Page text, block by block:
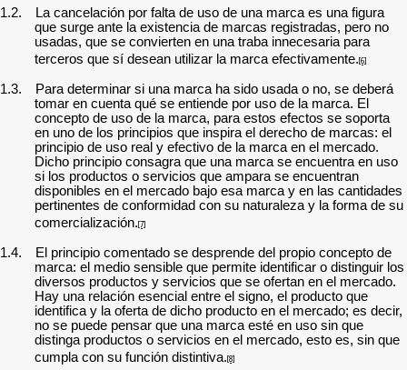
1.2.
La cancelación por falta de uso de una marca es una figura
que surge ante la existencia de marcas registradas, pero no
usadas, que se convierten en una traba innecesaria para
terceros que sí desean utilizar la marca efectivamente.[6]
1.3.
Para determinar si una marca ha sido usada o no, se deberá
tomar en cuenta qué se entiende por uso de la marca. El
concepto de uso de la marca, para estos efectos se soporta
en uno de los principios que inspira el derecho de marcas: el
principio de uso real y efectivo de la marca en el mercado.
Dicho principio consagra que una marca se encuentra en uso
si los productos o servicios que ampara se encuentran
disponibles en el mercado bajo esa marca y en las cantidades
pertinentes de conformidad con su naturaleza y la forma de su
comercialización.[7]
1.4.
El principio comentado se desprende del propio concepto de
marca: el medio sensible que permite identificar o distinguir los
diversos productos y servicios que se ofertan en el mercado.
Hay una relación esencial entre el signo, el producto que
identifica y la oferta de dicho producto en el mercado; es decir,
no se puede pensar que una marca esté en uso sin que
distinga productos o servicios en el mercado, esto es, sin que
cumpla con su función distintiva.[8]